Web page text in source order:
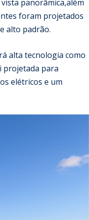
panorâmica,além
foram projetados
alto padrão.
alta tecnologia como
projetada para
elétricos e um